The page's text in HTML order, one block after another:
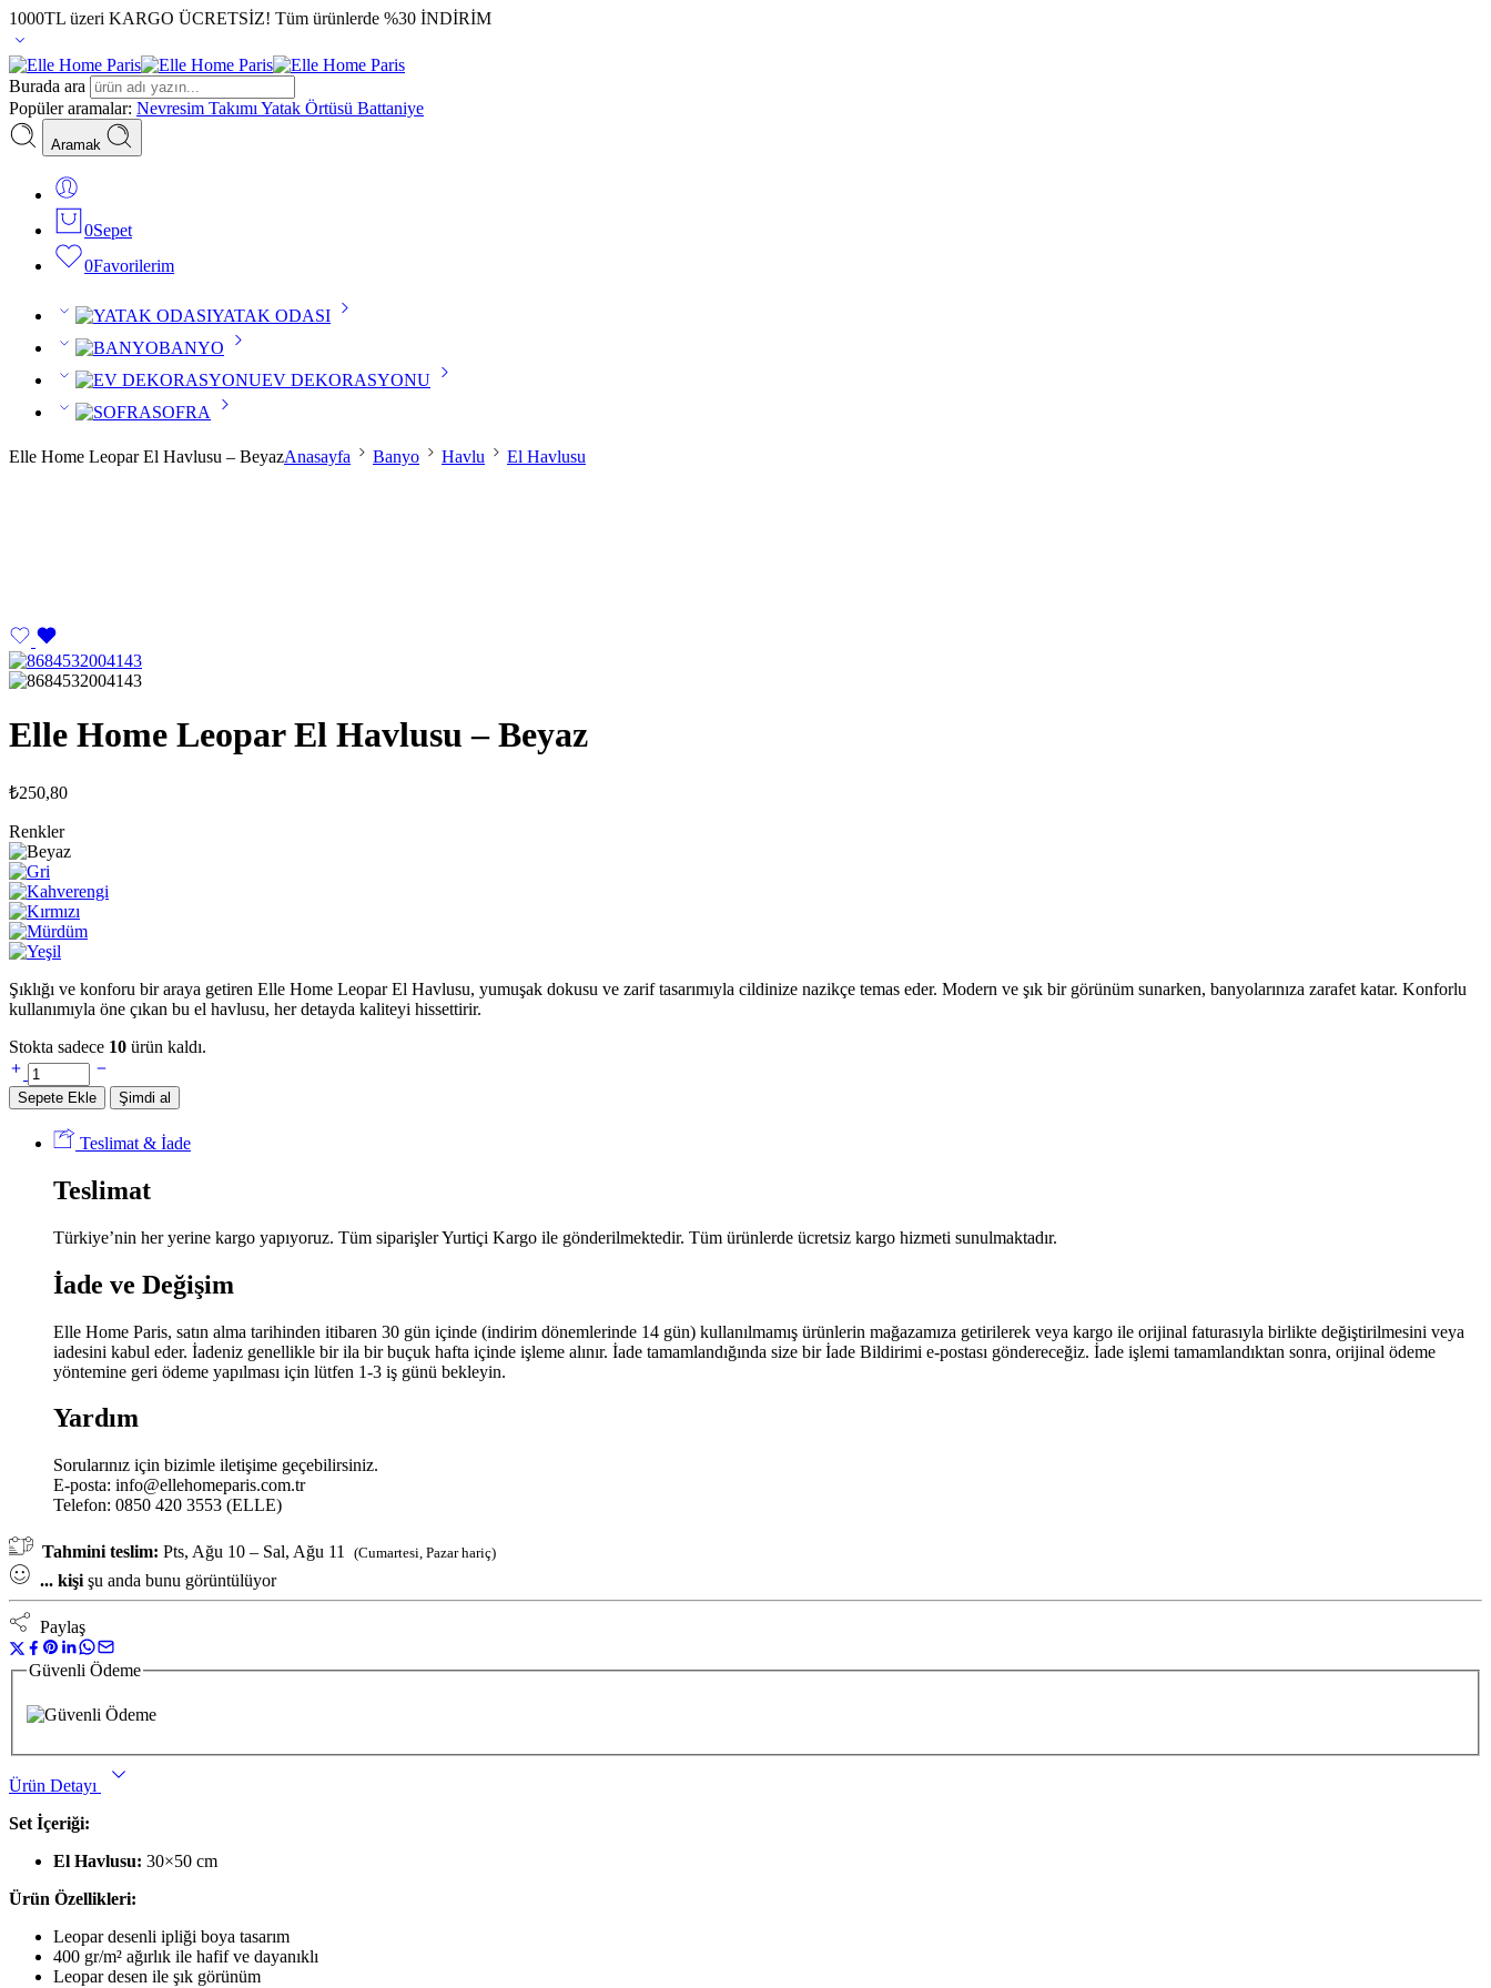
1000TL üzeri KARGO ÜCRETSİZ! Tüm ürünlerde %30 İNDİRİM
Burada ara
Popüler aramalar: Nevresim Takımı Yatak Örtüsü Battaniye
Aramak
0Sepet
0Favorilerim
YATAK ODASI
BANYO
EV DEKORASYONU
SOFRA
Elle Home Leopar El Havlusu – BeyazAnasayfa Banyo Havlu El Havlusu
Elle Home Leopar El Havlusu – Beyaz
₺250,80
Renkler
Şıklığı ve konforu bir araya getiren Elle Home Leopar El Havlusu, yumuşak dokusu ve zarif tasarımıyla cildinize nazikçe temas eder. Modern ve şık bir görünüm sunarken, banyolarınıza zarafet katar. Konforlu
kullanımıyla öne çıkan bu el havlusu, her detayda kaliteyi hissettirir.
Stokta sadece 10 ürün kaldı.
Elle
Home
Leopar
Havlusu
Sepete Ekle Şimdi al
Teslimat & İade
Teslimat
Türkiye’nin her yerine kargo yapıyoruz. Tüm siparişler Yurtiçi Kargo ile gönderilmektedir. Tüm ürünlerde ücretsiz kargo hizmeti sunulmaktadır.
İade ve Değişim
Elle Home Paris, satın alma tarihinden itibaren 30 gün içinde (indirim dönemlerinde 14 gün) kullanılmamış ürünlerin mağazamıza getirilerek veya kargo ile orijinal faturasıyla birlikte değiştirilmesini veya
iadesini kabul eder. İadeniz genellikle bir ila bir buçuk hafta içinde işleme alınır. İade tamamlandığında size bir İade Bildirimi e-postası göndereceğiz. İade işlemi tamamlandıktan sonra, orijinal ödeme
yöntemine geri ödeme yapılması için lütfen 1-3 iş günü bekleyin.
Yardım
Sorularınız için bizimle iletişime geçebilirsiniz.
E-posta: info@ellehomeparis.com.tr
Telefon: 0850 420 3553 (ELLE)
Tahmini teslim: Pts, Ağu 10 – Sal, Ağu 11 (Cumartesi, Pazar hariç)
... kişi şu anda bunu görüntülüyor
Paylaş
Güvenli Ödeme
Ürün Detayı
Set İçeriği:
El Havlusu: 30×50 cm
Ürün Özellikleri:
Leopar desenli ipliği boya tasarım
400 gr/m² ağırlık ile hafif ve dayanıklı
Leopar desen ile şık görünüm